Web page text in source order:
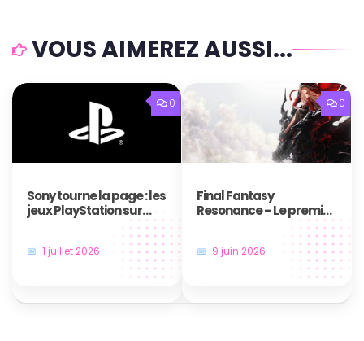
VOUS AIMEREZ AUSSI...
0
Sony tourne la page : les
jeux PlayStation sur
disque, c’est bientôt fini
1 juillet 2026
0
Final Fantasy
Resonance – Le premier
jeu en HD-2D de la saga
annoncé au Nintendo
Direct9 juin 2026